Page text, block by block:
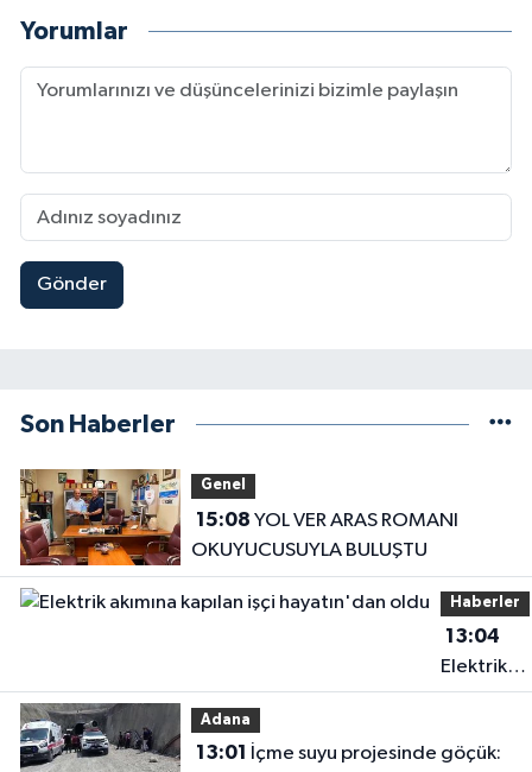
Yorumlar
Gönder
Son Haberler
Genel
15:08
OKUYUCUSUYLA BULUŞTU
Haberler
13:04
Elektrik
akımına
Adana
13:01